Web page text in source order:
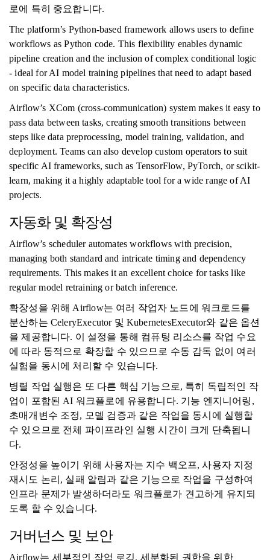
로에 특히 중요합니다.
The platform’s Python-based framework allows users to define
workflows as Python code. This flexibility enables dynamic
pipeline creation and the inclusion of complex conditional logic
- ideal for AI model training pipelines that need to adapt based
on specific data characteristics.
Airflow’s XCom (cross-communication) system makes it easy to
pass data between tasks, creating smooth transitions between
steps like data preprocessing, model training, validation, and
deployment. Teams can also develop custom operators to suit
specific AI frameworks, such as TensorFlow, PyTorch, or scikit-
learn, making it a highly adaptable tool for a wide range of AI
projects.
자동화 및 확장성
Airflow’s scheduler automates workflows with precision,
managing both standard and intricate timing and dependency
requirements. This makes it an excellent choice for tasks like
regular model retraining or batch inference.
확장성을 위해 Airflow는 여러 작업자 노드에 워크로드를
분산하는 CeleryExecutor 및 KubernetesExecutor와 같은 옵션
을 제공합니다. 이 설정을 통해 컴퓨팅 리소스를 작업 수요
에 따라 동적으로 확장할 수 있으므로 수동 감독 없이 여러
실험을 동시에 처리할 수 있습니다.
병렬 작업 실행은 또 다른 핵심 기능으로, 특히 독립적인 작
업이 포함된 AI 워크플로에 유용합니다. 기능 엔지니어링,
초매개변수 조정, 모델 검증과 같은 작업을 동시에 실행할
수 있으므로 전체 파이프라인 실행 시간이 크게 단축됩니
다.
안정성을 높이기 위해 사용자는 지수 백오프, 사용자 지정
재시도 논리, 실패 알림과 같은 기능으로 작업을 구성하여
인프라 문제가 발생하더라도 워크플로가 견고하게 유지되
도록 할 수 있습니다.
거버넌스 및 보안
Airflow는 세부적인 작업 로깅, 세분화된 권한을 위한